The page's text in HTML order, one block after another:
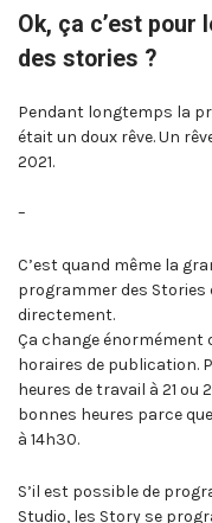
Ok, ça c’est pour
des stories ?
Pendant longtemps la
était un doux rêve. Un
2021.
–
C’est quand même la
programmer des Stories
directement.
Ça change énormément
horaires de publication.
heures de travail à 21 ou
bonnes heures parce
à 14h30.
S’il est possible de
Studio, les Story se